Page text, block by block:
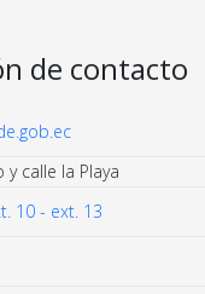
de contacto
calle la Playa
10 - ext. 13